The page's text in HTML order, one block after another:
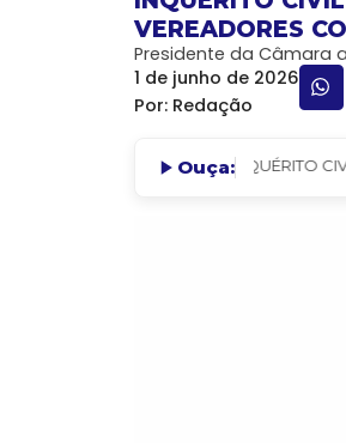
VEREADORES
Presidente da Câmara
1 de junho de 2026
Por: Redação
Ouça:
Lendo: INQUÉRITO